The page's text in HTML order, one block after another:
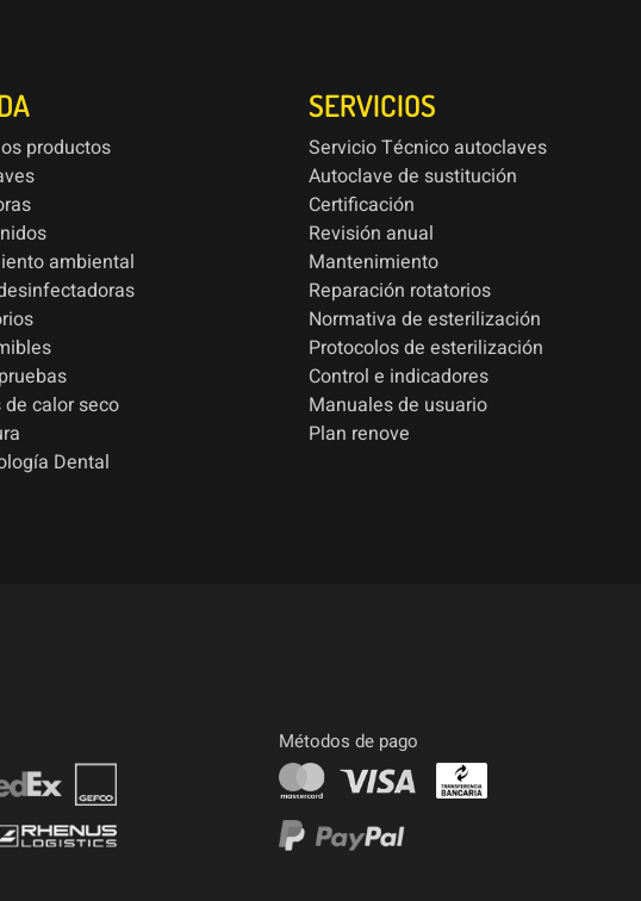
productos
ambiental
de calor seco
Dental
SERVICIOS
Servicio Técnico autoclaves
Autoclave de sustitución
Certificación
Revisión anual
Mantenimiento
Reparación rotatorios
Normativa de esterilización
Protocolos de esterilización
Control e indicadores
Manuales de usuario
Plan renove
Métodos de pago